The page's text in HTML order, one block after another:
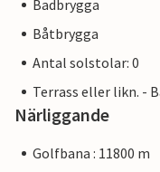
Badbrygga
Båtbrygga
Antal solstolar: 0
Terrass eller likn. -
Närliggande
Golfbana : 11800 m